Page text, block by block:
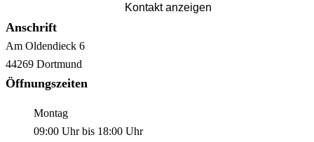
Kontakt anzeigen
Anschrift
Am Oldendieck 6
44269 Dortmund
Öffnungszeiten
Montag
09:00 Uhrbis 18:00 Uhr